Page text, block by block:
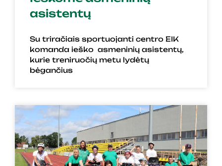
asistentų
Su triračiais sportuojanti centro EIK
komanda ieško asmeninių asistentų,
kurie treniruočių metu lydėtų
bėgančius